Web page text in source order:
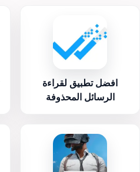
افضل تطبيق لقراءة
الرسائل المحذوفة